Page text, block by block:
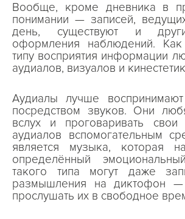
Вообще, кроме дневника в
понимании — записей,
день, существуют и
оформления наблюдений.
типу восприятия информации
аудиалов, визуалов и
Аудиалы лучше
посредством звуков. Они
вслух и проговаривать
аудиалов вспомогательным
является музыка, которая
определённый
такого типа могут даже
размышления на диктофон
прослушать их в свободное